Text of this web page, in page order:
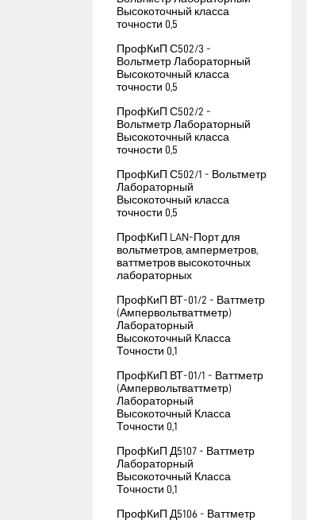
Высокоточный класса
точности 0,5
ПрофКиП С502/3 -
Вольтметр Лабораторный
Высокоточный класса
точности 0,5
ПрофКиП С502/2 -
Вольтметр Лабораторный
Высокоточный класса
точности 0,5
ПрофКиП С502/1 - Вольтметр
Лабораторный
Высокоточный класса
точности 0,5
ПрофКиП LAN-Порт для
вольтметров, амперметров,
ваттметров высокоточных
лабораторных
ПрофКиП ВТ-01/2 - Ваттметр
(Ампервольтваттметр)
Лабораторный
Высокоточный Класса
Точности 0,1
ПрофКиП ВТ-01/1 - Ваттметр
(Ампервольтваттметр)
Лабораторный
Высокоточный Класса
Точности 0,1
ПрофКиП Д5107 - Ваттметр
Лабораторный
Высокоточный Класса
Точности 0,1
ПрофКиП Д5106 - Ваттметр